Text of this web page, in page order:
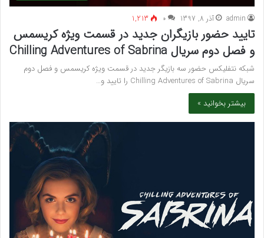
admin آذر 8, 1397 ۰ 1,213
تایید حضور بازیگران جدید در قسمت ویژه کریسمس
و فصل دوم سریال Chilling Adventures of Sabrina
شبکه نتفلیکس حضور سه بازیگر جدید در قسمت ویژه کریسمس و فصل دوم
سریال Chilling Adventures of Sabrina را تایید و…
بیشتر بخوانید »